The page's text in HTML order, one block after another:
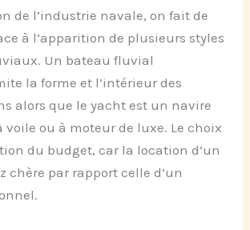
de l’industrie navale, on fait de
à l’apparition de plusieurs styles
Un bateau fluvial
la forme et l’intérieur des
alors que le yacht est un navire
voile ou à moteur de luxe. Le choix
du budget, car la location d’un
chère par rapport celle d’un